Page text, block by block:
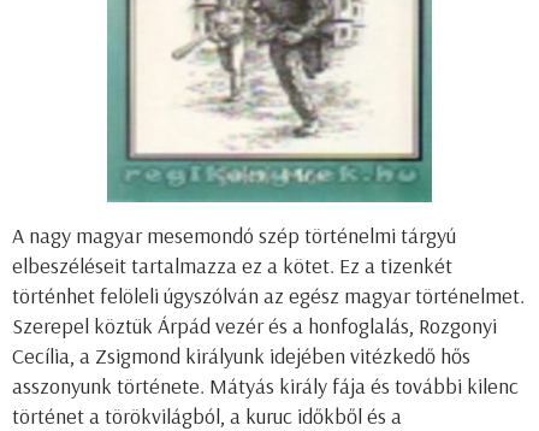
A nagy magyar mesemondó szép történelmi tárgyú
elbeszéléseit tartalmazza ez a kötet. Ez a tizenkét
történhet felöleli úgyszólván az egész magyar történelmet.
Szerepel köztük Árpád vezér és a honfoglalás, Rozgonyi
Cecília, a Zsigmond királyunk idejében vitézkedő hős
asszonyunk története. Mátyás király fája és további kilenc
történet a törökvilágból, a kuruc időkből és a